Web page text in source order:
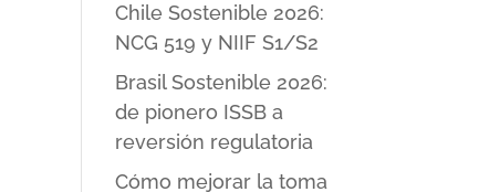
Chile Sostenible 2026:
NCG 519 y NIIF S1/S2
Brasil Sostenible 2026:
de pionero ISSB a
reversión regulatoria
Cómo mejorar la toma